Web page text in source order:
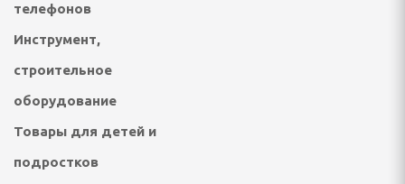
турки
электрические
печи
телефонов
Инструмент,
строительное
оборудование
Товары для детей и
подростков